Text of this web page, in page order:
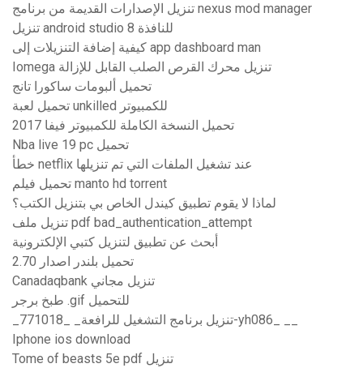
تنزيل الإصدارات القديمة من برنامج nexus mod manager
تنزيل android studio للنافذة 8
كيفية إضافة التنزيلات إلى app dashboard man
Iomega تنزيل محرك القرص الصلب القابل للإزالة
تحميل ألبومات ساكورا تانج
تحميل لعبة unkilled للكمبيوتر
تحميل النسخة الكاملة للكمبيوتر فيفا 2017
Nba live 19 pc تحميل
خطأ netflix عند تشغيل الملفات التي تم تنزيلها
تحميل فيلم manto hd torrent
لماذا لا يقوم تطبيق كيندل الخاص بي بتنزيل الكتب؟
تنزيل ملف pdf bad_authentication_attempt
أبحث عن تطبيق لتنزيل كتبي الإلكترونية
تحميل بلندر اصدار 2.70
Canadaqbank تنزيل مجاني
طبخ برجر .gif للتحميل
_تنزيل برنامج التشغيل للرافعة_ _771018-yh086_ __
Iphone ios download
Tome of beasts 5e pdf تنزيل